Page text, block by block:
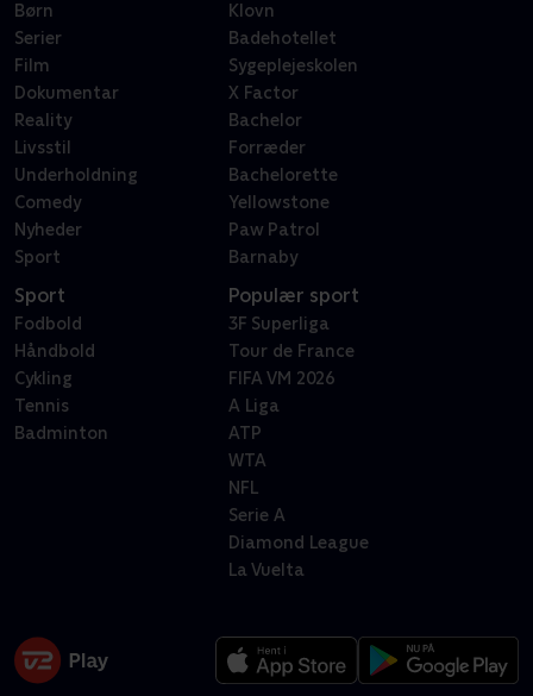
Børn
Serier
Film
Dokumentar
Reality
Livsstil
Underholdning
Comedy
Nyheder
Sport
Klovn
Badehotellet
Sygeplejeskolen
X Factor
Bachelor
Forræder
Bachelorette
Yellowstone
Paw Patrol
Barnaby
Sport
Fodbold
Håndbold
Cykling
Tennis
Badminton
Populær sport
3F Superliga
Tour de France
FIFA VM 2026
A Liga
ATP
WTA
NFL
Serie A
Diamond League
La Vuelta